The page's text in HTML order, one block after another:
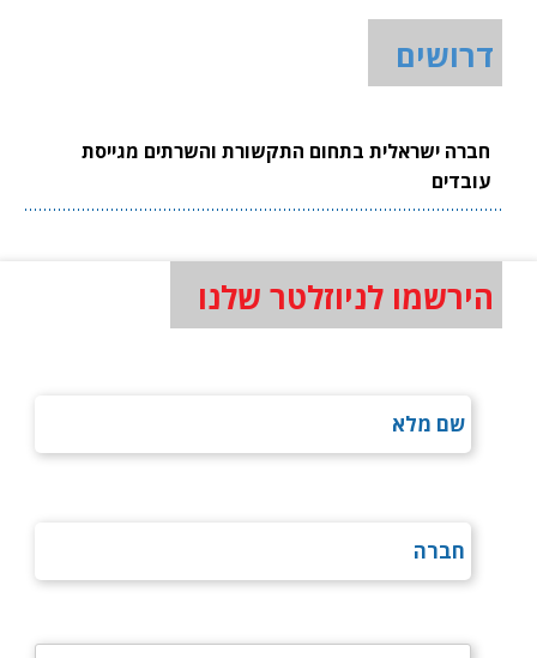
דרושים
חברה ישראלית בתחום התקשורת והשרתים מגייסת
עובדים
הירשמו לניוזלטר שלנו